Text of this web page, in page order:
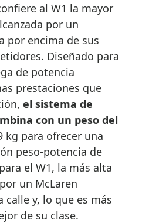
al W1 la mayor
por un
por encima de sus
Diseñado para
de potencia
prestaciones que
el sistema de
con un peso del
kg para ofrecer una
peso-potencia de
el W1, la más alta
un McLaren
calle y, lo que es más
de su clase.